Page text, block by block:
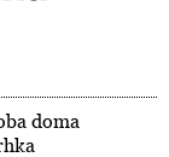
doma